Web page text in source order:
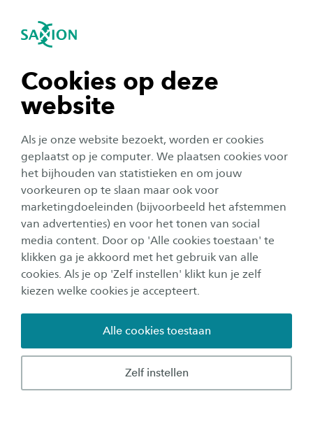
Cookies op deze
website
Als je onze website bezoekt, worden er cookies
geplaatst op je computer. We plaatsen cookies voor
het bijhouden van statistieken en om jouw
voorkeuren op te slaan maar ook voor
marketingdoeleinden (bijvoorbeeld het afstemmen
van advertenties) en voor het tonen van social
media content. Door op 'Alle cookies toestaan' te
klikken ga je akkoord met het gebruik van alle
cookies. Als je op 'Zelf instellen' klikt kun je zelf
kiezen welke cookies je accepteert.
Zelf instellen
Alle cookies toestaan
Navigatie openen
tonen
tonen
tonen
tonen
sluiten
FastSwitch
Investeer als werkgever in gemotiveerde
carrièreswitchers!
Werkgevers
FastSwitch biedt jouw nieuwe medewerker snel
kennis en skills die direct toepasbaar zijn binnen